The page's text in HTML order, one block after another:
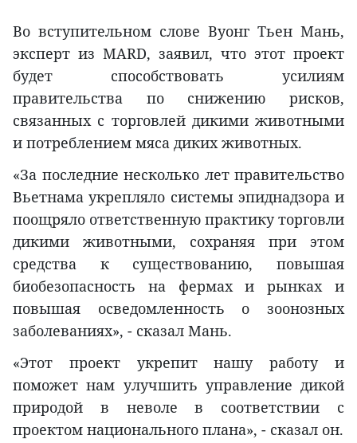
Во вступительном слове Вуонг Тьен Мань,
эксперт из MARD, заявил, что этот проект
будет способствовать усилиям
правительства по снижению рисков,
связанных с торговлей дикими животными
и потреблением мяса диких животных.
«За последние несколько лет правительство
Вьетнама укрепляло системы эпиднадзора и
поощряло ответственную практику торговли
дикими животными, сохраняя при этом
средства к существованию, повышая
биобезопасность на фермах и рынках и
повышая осведомленность о зоонозных
заболеваниях», - сказал Мань.
«Этот проект укрепит нашу работу и
поможет нам улучшить управление дикой
природой в неволе в соответствии с
проектом национального плана», - сказал он.